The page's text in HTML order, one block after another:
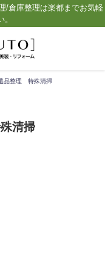
/倉庫整理は楽都までお気軽
品整理 特殊清掃
清掃